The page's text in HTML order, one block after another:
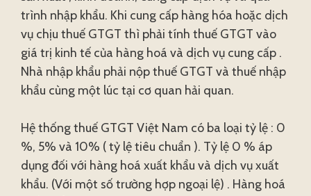
trình nhập khẩu. Khi cung cấp hàng hóa hoặc dịch
vụ chịu thuế GTGT thì phải tính thuế GTGT vào
giá trị kinh tế của hàng hoá và dịch vụ cung cấp .
Nhà nhập khẩu phải nộp thuế GTGT và thuế nhập
khẩu cùng một lúc tại cơ quan hải quan.
Hệ thống thuế GTGT Việt Nam có ba loại tỷ lệ : 0
%, 5% và 10% ( tỷ lệ tiêu chuẩn ). Tỷ lệ 0 % áp
dụng đối với hàng hoá xuất khẩu và dịch vụ xuất
khẩu. (Với một số trường hợp ngoại lệ) . Hàng hoá